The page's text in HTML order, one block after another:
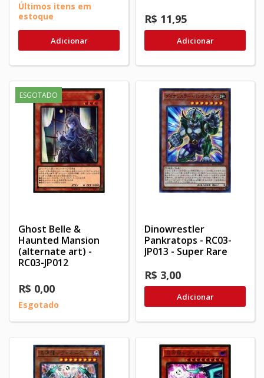
Últimos itens em
estoque
Adicionar
R$ 11,95
Adicionar
ESGOTADO
Ghost Belle &
Haunted Mansion
(alternate art) -
RC03-JP012
R$ 0,00
Esgotado
Dinowrestler
Pankratops - RC03-
JP013 - Super Rare
R$ 3,00
Adicionar